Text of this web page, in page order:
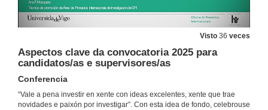
Visto 36 veces
Aspectos clave da convocatoria 2025 para
candidatos/as e supervisores/as
Conferencia
“Vale a pena investir en xente con ideas excelentes, xente que trae
novidades e paixón por investigar”. Con esta idea de fondo, celebrouse